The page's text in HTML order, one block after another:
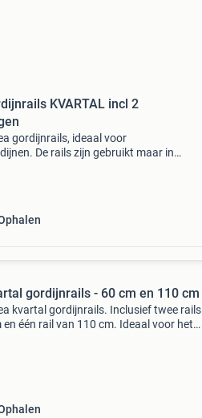
KVARTAL incl 2
gordijnrails, ideaal voor
De rails zijn gebruikt maar in
gordijnrails - 60 cm en 110 cm
kvartal gordijnrails. Inclusief twee rails
en één rail van 110 cm. Ideaal voor het